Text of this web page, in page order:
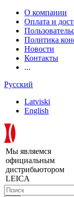
О компании
Оплата и
Политика
Новости
Контакты
...
Русский
Latviski
English
Мы являемся
официальным
дистрибьютором
LEICA